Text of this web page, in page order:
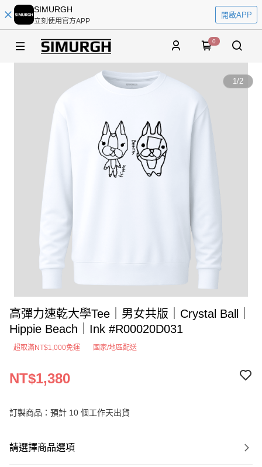
SIMURGH
立刻使用官方APP
開啟APP
0
1/2
高彈力速乾大學Tee｜男女共版｜Crystal Ball｜
Hippie Beach｜Ink #R00020D031
超取滿NT$1,000免運 國家/地區配送
NT$1,380
訂製商品：預計 10 個工作天出貨
請選擇商品選項